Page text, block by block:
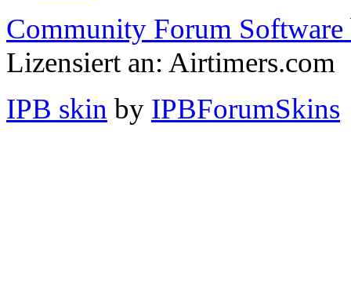
Community Forum Software
Lizensiert an: Airtimers.com
IPB skin by IPBForumSkins